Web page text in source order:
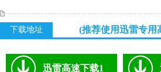
下载地址 (推荐使用迅雷专用
迅雷高速下载1